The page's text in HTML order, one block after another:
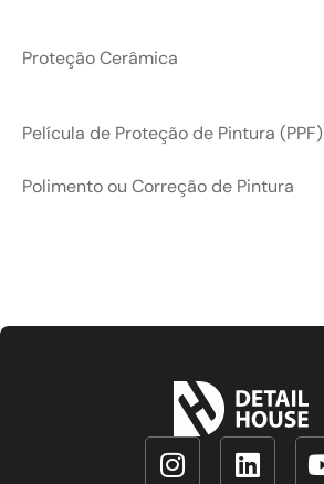
Proteção Cerâmica
Película de Proteção de Pintura (PPF)
Polimento ou Correção de Pintura